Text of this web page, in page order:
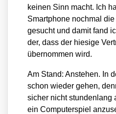
kei­nen Sinn macht. Ich
Smart­phone noch­mal
ge­sucht und damit fand
der, dass der hie­si­ge
über­nom­men wird.
Am Stand: Anste­hen. In
schon wie­der gehen,
sicher nicht stun­den­lang
ein Com­pu­ter­spiel